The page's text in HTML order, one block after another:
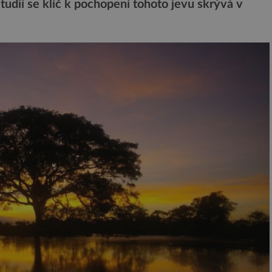
se klíč k pochopení tohoto jevu skrývá v